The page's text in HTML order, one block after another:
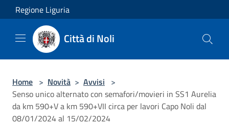
Salta al contenuto principale
Regione Liguria
Città di Noli
Home > Novità > Avvisi >
Senso unico alternato con semafori/movieri in SS1 Aurelia
da km 590+V a km 590+VII circa per lavori Capo Noli dal
08/01/2024 al 15/02/2024